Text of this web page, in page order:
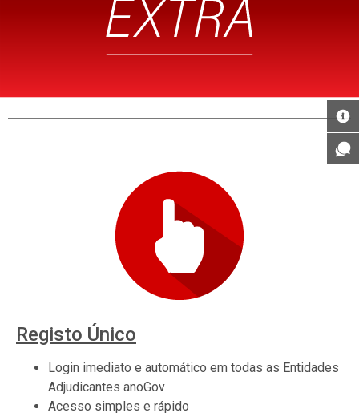
Registo Único
Login imediato e automático em todas as Entidades
Adjudicantes anoGov
Acesso simples e rápido